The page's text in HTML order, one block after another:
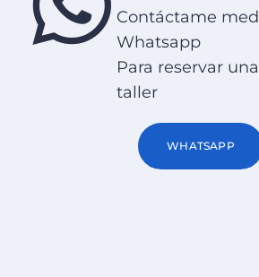
Contáctame
Whatsapp
Para reservar
taller
WHATSAPP